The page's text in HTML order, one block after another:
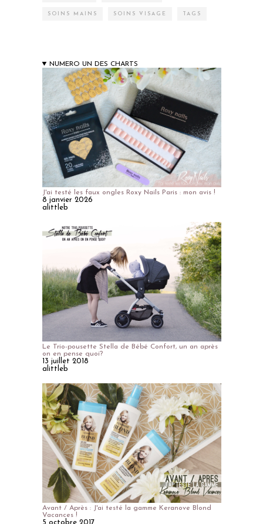
SOINS MAINS SOINS VISAGE TAGS
NUMERO UN DES CHARTS
J'ai testé les faux ongles Roxy Nails Paris : mon avis !
8 janvier 2026
alittleb
Le Trio-pousette Stella de Bébé Confort, un an après
on en pense quoi?
13 juillet 2018
alittleb
Avant / Après : J'ai testé la gamme Keranove Blond
Vacances !
5 octobre 2017